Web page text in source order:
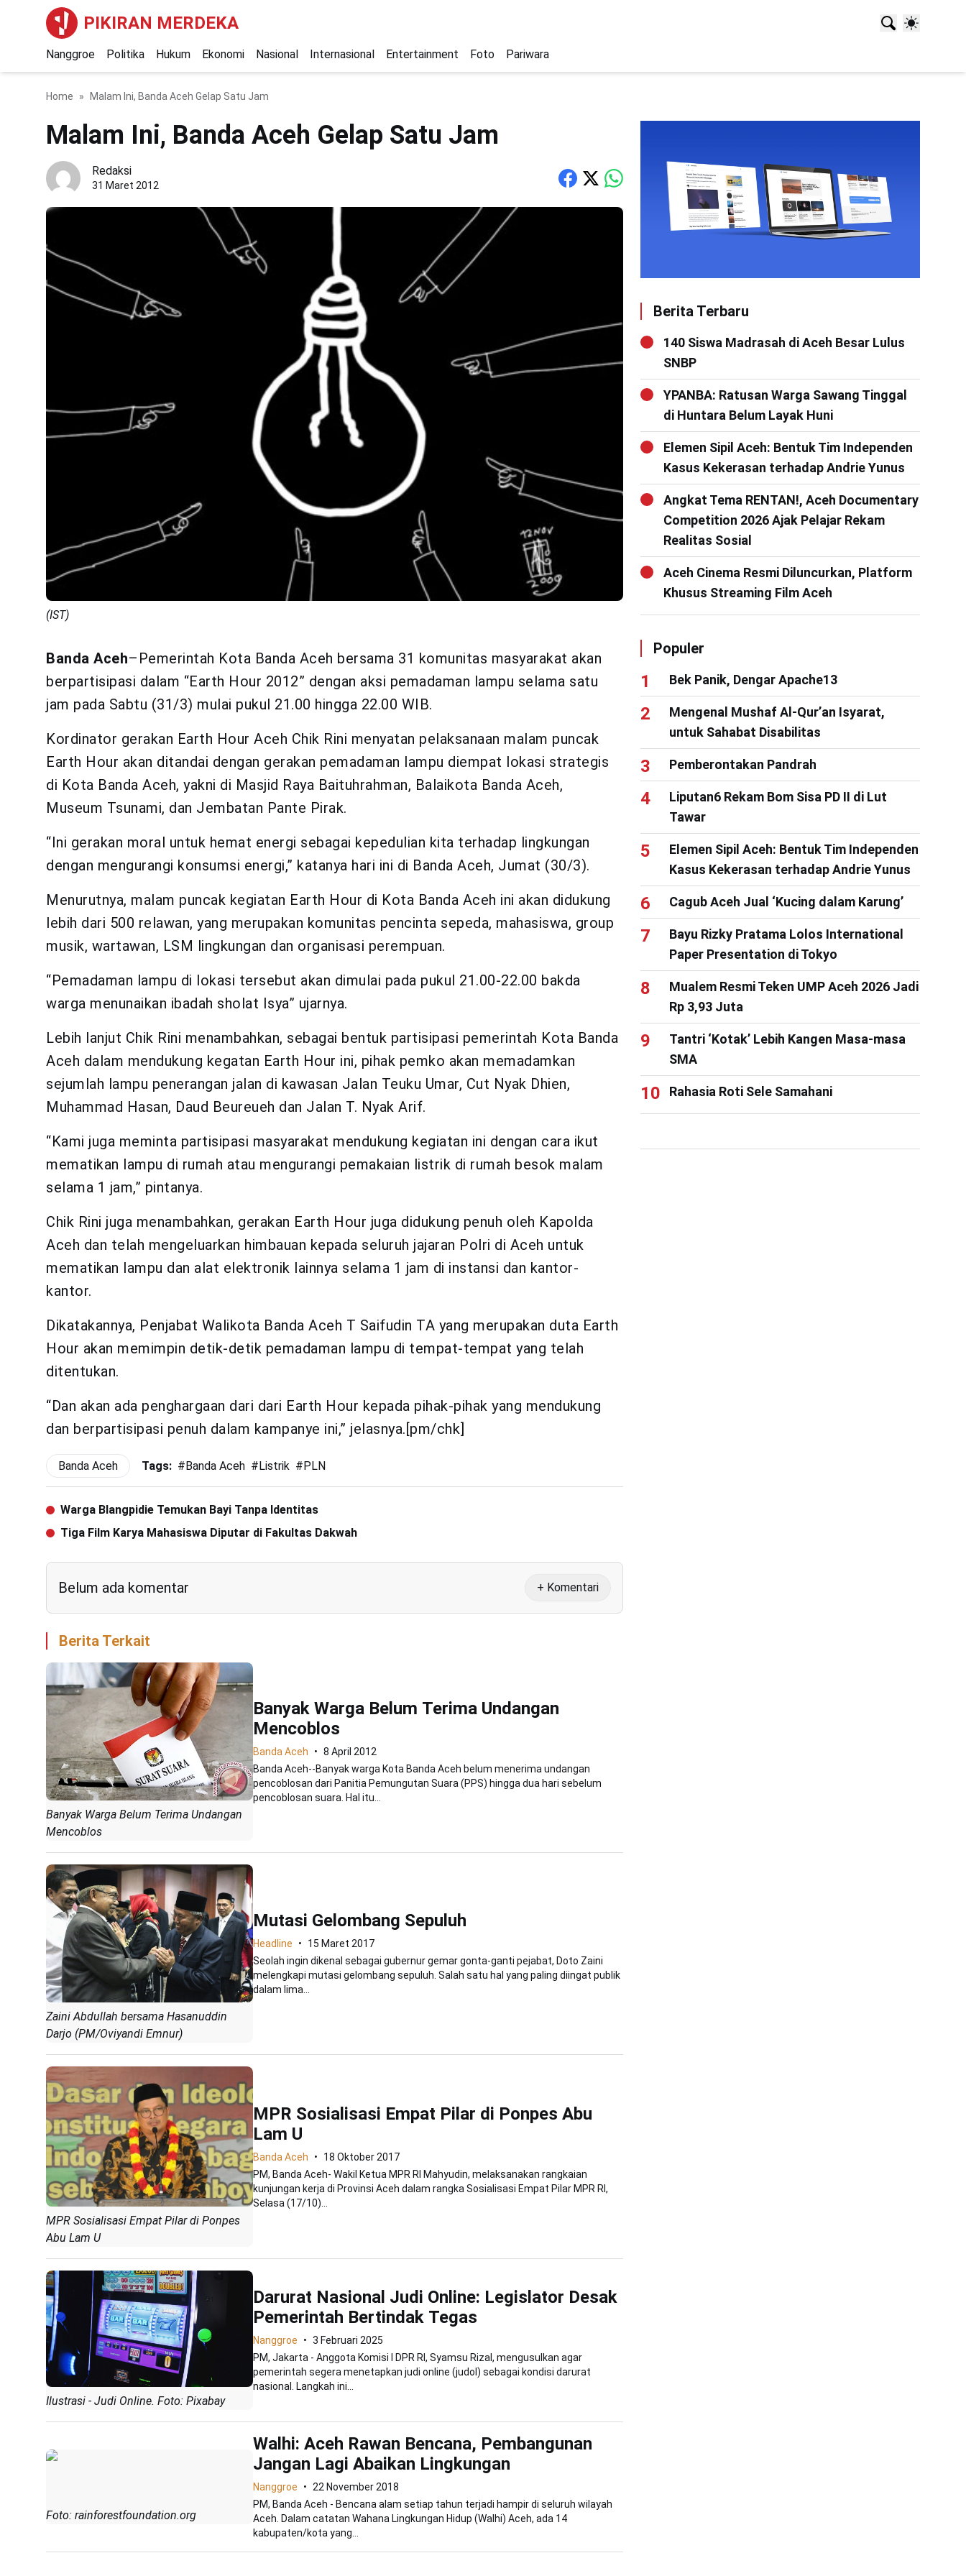
PIKIRAN MERDEKA
Nanggroe Politika Hukum Ekonomi Nasional Internasional Entertainment Foto Pariwara
Home Malam Ini, Banda Aceh Gelap Satu Jam
Malam Ini, Banda Aceh Gelap Satu Jam
Redaksi
31 Maret 2012
(IST)
Banda Aceh–Pemerintah Kota Banda Aceh bersama 31 komunitas masyarakat akan
berpartisipasi dalam “Earth Hour 2012” dengan aksi pemadaman lampu selama satu
jam pada Sabtu (31/3) mulai pukul 21.00 hingga 22.00 WIB.
Kordinator gerakan Earth Hour Aceh Chik Rini menyatan pelaksanaan malam puncak
Earth Hour akan ditandai dengan gerakan pemadaman lampu diempat lokasi strategis
di Kota Banda Aceh, yakni di Masjid Raya Baituhrahman, Balaikota Banda Aceh,
Museum Tsunami, dan Jembatan Pante Pirak.
“Ini gerakan moral untuk hemat energi sebagai kepedulian kita terhadap lingkungan
dengan mengurangi konsumsi energi,” katanya hari ini di Banda Aceh, Jumat (30/3).
Menurutnya, malam puncak kegiatan Earth Hour di Kota Banda Aceh ini akan didukung
lebih dari 500 relawan, yang merupakan komunitas pencinta sepeda, mahasiswa, group
musik, wartawan, LSM lingkungan dan organisasi perempuan.
“Pemadaman lampu di lokasi tersebut akan dimulai pada pukul 21.00-22.00 bakda
warga menunaikan ibadah sholat Isya” ujarnya.
Lebih lanjut Chik Rini menambahkan, sebagai bentuk partisipasi pemerintah Kota Banda
Aceh dalam mendukung kegatan Earth Hour ini, pihak pemko akan memadamkan
sejumlah lampu penerangan jalan di kawasan Jalan Teuku Umar, Cut Nyak Dhien,
Muhammad Hasan, Daud Beureueh dan Jalan T. Nyak Arif.
“Kami juga meminta partisipasi masyarakat mendukung kegiatan ini dengan cara ikut
mematikan lampu di rumah atau mengurangi pemakaian listrik di rumah besok malam
selama 1 jam,” pintanya.
Chik Rini juga menambahkan, gerakan Earth Hour juga didukung penuh oleh Kapolda
Aceh dan telah mengeluarkan himbauan kepada seluruh jajaran Polri di Aceh untuk
mematikan lampu dan alat elektronik lainnya selama 1 jam di instansi dan kantor-
kantor.
Dikatakannya, Penjabat Walikota Banda Aceh T Saifudin TA yang merupakan duta Earth
Hour akan memimpin detik-detik pemadaman lampu di tempat-tempat yang telah
ditentukan.
“Dan akan ada penghargaan dari dari Earth Hour kepada pihak-pihak yang mendukung
dan berpartisipasi penuh dalam kampanye ini,” jelasnya.[pm/chk]
Banda Aceh Tags: #Banda Aceh #Listrik #PLN
Warga Blangpidie Temukan Bayi Tanpa Identitas
Tiga Film Karya Mahasiswa Diputar di Fakultas Dakwah
Belum ada komentar + Komentari
Berita Terkait
Banyak Warga Belum Terima Undangan
Mencoblos
Banyak Warga Belum Terima Undangan
Mencoblos
Banda Aceh
8 April 2012
Banda Aceh--Banyak warga Kota Banda Aceh belum menerima undangan
pencoblosan dari Panitia Pemungutan Suara (PPS) hingga dua hari sebelum
pencoblosan suara. Hal itu...
Zaini Abdullah bersama Hasanuddin
Darjo (PM/Oviyandi Emnur)
Mutasi Gelombang Sepuluh
Headline
15 Maret 2017
Seolah ingin dikenal sebagai gubernur gemar gonta-ganti pejabat, Doto Zaini
melengkapi mutasi gelombang sepuluh. Salah satu hal yang paling diingat publik
dalam lima...
MPR Sosialisasi Empat Pilar di Ponpes
Abu Lam U
MPR Sosialisasi Empat Pilar di Ponpes Abu
Lam U
Banda Aceh
18 Oktober 2017
PM, Banda Aceh- Wakil Ketua MPR RI Mahyudin, melaksanakan rangkaian
kunjungan kerja di Provinsi Aceh dalam rangka Sosialisasi Empat Pilar MPR RI,
Selasa (17/10)...
Ilustrasi - Judi Online. Foto: Pixabay
Darurat Nasional Judi Online: Legislator Desak
Pemerintah Bertindak Tegas
Nanggroe
3 Februari 2025
PM, Jakarta - Anggota Komisi I DPR RI, Syamsu Rizal, mengusulkan agar
pemerintah segera menetapkan judi online (judol) sebagai kondisi darurat
nasional. Langkah ini...
Foto: rainforestfoundation.org
Walhi: Aceh Rawan Bencana, Pembangunan
Jangan Lagi Abaikan Lingkungan
Nanggroe
22 November 2018
PM, Banda Aceh - Bencana alam setiap tahun terjadi hampir di seluruh wilayah
Aceh. Dalam catatan Wahana Lingkungan Hidup (Walhi) Aceh, ada 14
kabupaten/kota yang...
Berita Terbaru
140 Siswa Madrasah di Aceh Besar Lulus
SNBP
YPANBA: Ratusan Warga Sawang Tinggal
di Huntara Belum Layak Huni
Elemen Sipil Aceh: Bentuk Tim Independen
Kasus Kekerasan terhadap Andrie Yunus
Angkat Tema RENTAN!, Aceh Documentary
Competition 2026 Ajak Pelajar Rekam
Realitas Sosial
Aceh Cinema Resmi Diluncurkan, Platform
Khusus Streaming Film Aceh
Populer
Bek Panik, Dengar Apache13
Mengenal Mushaf Al-Qur’an Isyarat,
untuk Sahabat Disabilitas
Pemberontakan Pandrah
Liputan6 Rekam Bom Sisa PD II di Lut
Tawar
Elemen Sipil Aceh: Bentuk Tim Independen
Kasus Kekerasan terhadap Andrie Yunus
Cagub Aceh Jual ‘Kucing dalam Karung’
Bayu Rizky Pratama Lolos International
Paper Presentation di Tokyo
Mualem Resmi Teken UMP Aceh 2026 Jadi
Rp 3,93 Juta
Tantri ‘Kotak’ Lebih Kangen Masa-masa
SMA
Rahasia Roti Sele Samahani